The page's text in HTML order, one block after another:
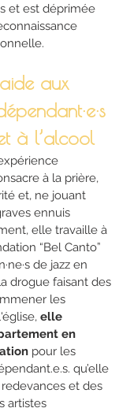
et est déprimée
aux
à l’alcool
à la prière,
et, ne jouant
ennuis
elle travaille à
“Bel Canto”
de jazz en
drogue faisant des
les
elle
en
pour les
qu’elle
et des
artistes